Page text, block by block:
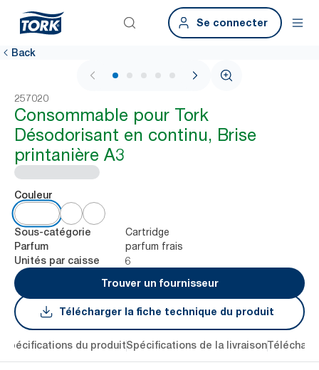
Se connecter
Back
1 / 6
257020
Consommable pour Tork
Désodorisant en continu, Brise
printanière A3
Couleur
Sous-catégorie Cartridge
Parfum parfum frais
Unités par caisse
6
Trouver un fournisseur
Télécharger la fiche technique du produit
Spécifications du produitSpécifications de la livraison